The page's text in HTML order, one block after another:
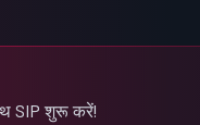
SIP शुरू करें!